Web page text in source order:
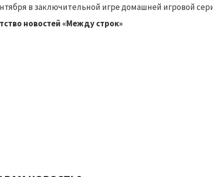
в заключительной игре домашней игровой
новостей «Между строк»